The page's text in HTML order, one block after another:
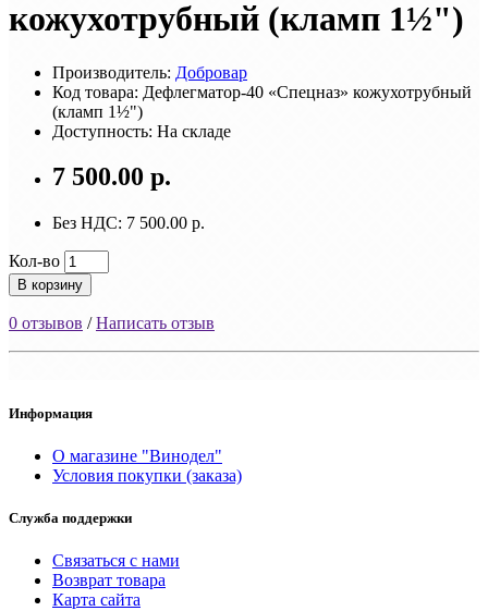
кожухотрубный (кламп 1½")
Производитель: Добровар
Код товара: Дефлегматор-40 «Спецназ» кожухотрубный
(кламп 1½")
Доступность: На складе
7 500.00 р.
Без НДС: 7 500.00 р.
Кол-во
В корзину
0 отзывов /Написать отзыв
Информация
О магазине "Винодел"
Условия покупки (заказа)
Служба поддержки
Связаться с нами
Возврат товара
Карта сайта